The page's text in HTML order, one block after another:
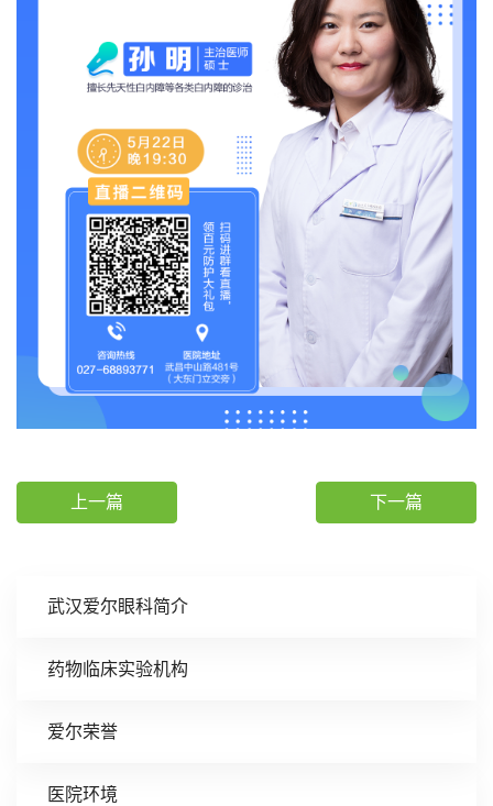
武汉爱尔眼科简介
药物临床实验机构
爱尔荣誉
医院环境
上一篇 下一篇